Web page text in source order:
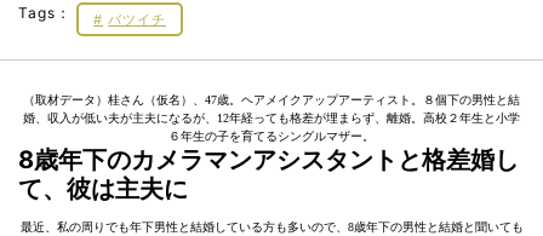
Tags： バツイチ
（取材データ）桂さん（仮名）、47歳。ヘアメイクアップアーティスト。８個下の男性と結
婚、収入が低い夫が主夫になるが、12年経っても格差が埋まらず、離婚。高校２年生と小学
６年生の子を育てるシングルマザー。
8歳年下のカメラマンアシスタントと格差婚し
て、彼は主夫に
最近、私の周りでも年下男性と結婚している方も多いので、8歳年下の男性と結婚と聞いても